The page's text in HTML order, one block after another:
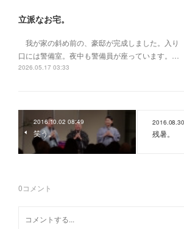
立派なお宅。
我が家の斜め前の、豪邸が完成しました。入り
口には警備室。夜中も警備員が座っています。…
2026.05.17 03:33
2016.10.02 08:49
笑う。 残暑。
0コメント